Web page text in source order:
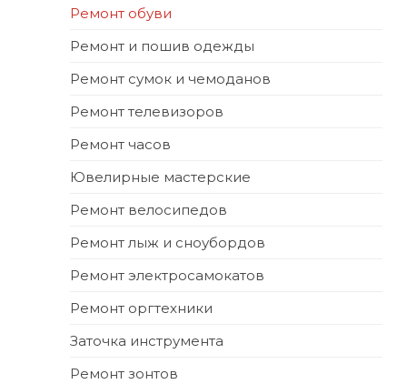
Ремонт обуви
Ремонт и пошив одежды
Ремонт сумок и чемоданов
Ремонт телевизоров
Ремонт часов
Ювелирные мастерские
Ремонт велосипедов
Ремонт лыж и сноубордов
Ремонт электросамокатов
Ремонт оргтехники
Заточка инструмента
Ремонт зонтов